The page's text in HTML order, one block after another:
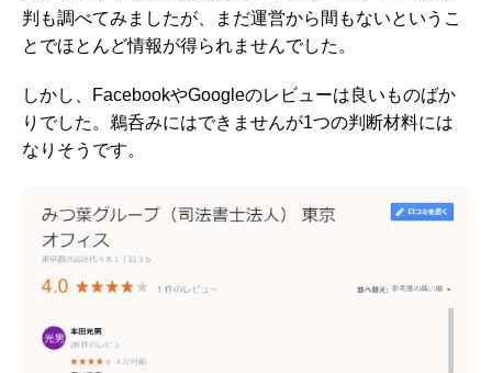
判も調べてみましたが、まだ運営から間もないというこ
とでほとんど情報が得られませんでした。
しかし、FacebookやGoogleのレビューは良いものばか
りでした。鵜呑みにはできませんが1つの判断材料には
なりそうです。